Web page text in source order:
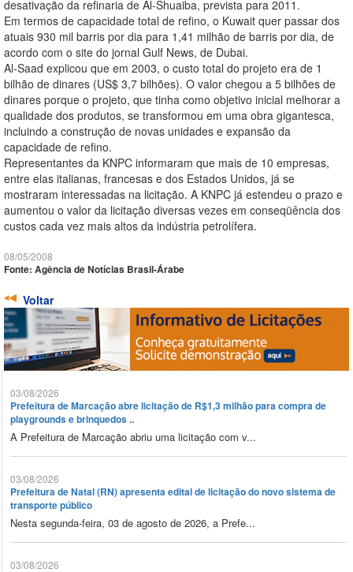
desativação da refinaria de Al-Shuaiba, prevista para 2011.
Em termos de capacidade total de refino, o Kuwait quer passar dos
atuais 930 mil barris por dia para 1,41 milhão de barris por dia, de
acordo com o site do jornal Gulf News, de Dubai.
Al-Saad explicou que em 2003, o custo total do projeto era de 1
bilhão de dinares (US$ 3,7 bilhões). O valor chegou a 5 bilhões de
dinares porque o projeto, que tinha como objetivo inicial melhorar a
qualidade dos produtos, se transformou em uma obra gigantesca,
incluindo a construção de novas unidades e expansão da
capacidade de refino.
Representantes da KNPC informaram que mais de 10 empresas,
entre elas italianas, francesas e dos Estados Unidos, já se
mostraram interessadas na licitação. A KNPC já estendeu o prazo e
aumentou o valor da licitação diversas vezes em conseqüência dos
custos cada vez mais altos da indústria petrolífera.
08/05/2008
Fonte: Agência de Notícias Brasil-Árabe
Voltar
03/08/2026
Prefeitura de Marcação abre licitação de R$1,3 milhão para compra de
playgrounds e brinquedos ..
A Prefeitura de Marcação abriu uma licitação com v...
03/08/2026
Prefeitura de Natal (RN) apresenta edital de licitação do novo sistema de
transporte público
Nesta segunda-feira, 03 de agosto de 2026, a Prefe...
03/08/2026